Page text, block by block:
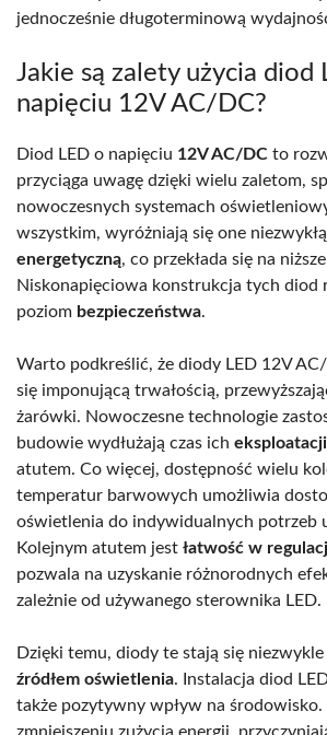
jednocześnie długoterminową
Jakie są zalety użycia diod
napięciu 12V AC/DC?
Diod LED o napięciu 12V AC/DC to
przyciąga uwagę dzięki wielu zaletom,
nowoczesnych systemach
wszystkim, wyróżniają się one niezwykłą
energetyczną, co przekłada się na
Niskonapięciowa konstrukcja tych diod
poziom bezpieczeństwa.
Warto podkreślić, że diody LED 12V
się imponującą trwałością,
żarówki. Nowoczesne technologie
budowie wydłużają czas ich eksploatacji
atutem. Co więcej, dostępność wielu
temperatur barwowych umożliwia
oświetlenia do indywidualnych potrzeb
Kolejnym atutem jest łatwość w
pozwala na uzyskanie różnorodnych
zależnie od używanego sterownika LED.
Dzięki temu, diody te stają się niezwykle
źródłem oświetlenia. Instalacja diod
także pozytywny wpływ na środowisko.